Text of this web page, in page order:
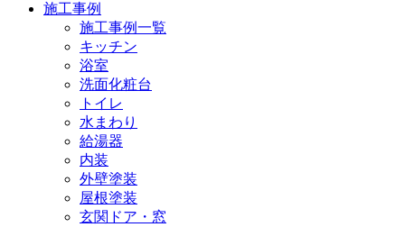
施工事例
施工事例一覧
キッチン
浴室
洗面化粧台
トイレ
水まわり
給湯器
内装
外壁塗装
屋根塗装
玄関ドア・窓